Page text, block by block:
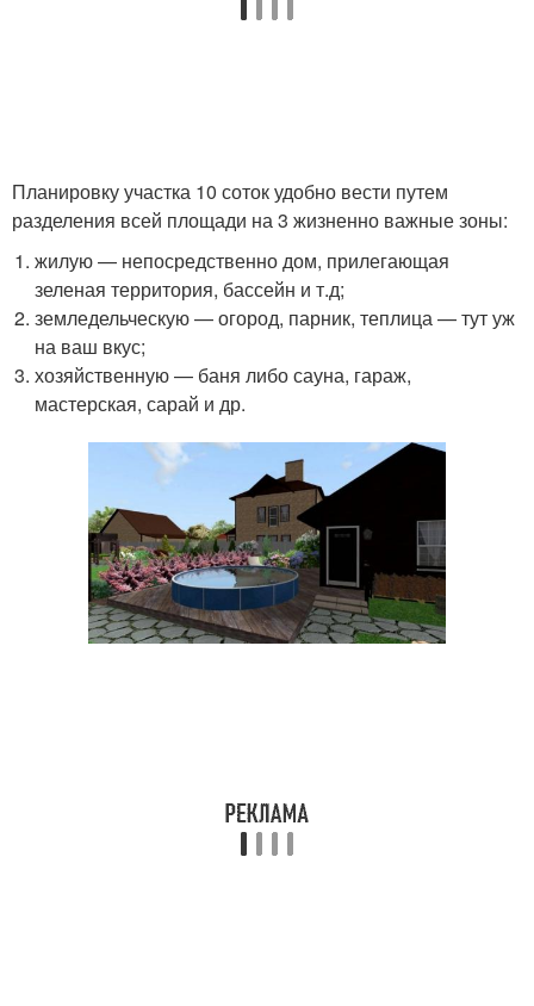
Планировку участка 10 соток удобно вести путем
разделения всей площади на 3 жизненно важные зоны:
жилую — непосредственно дом, прилегающая
зеленая территория, бассейн и т.д;
земледельческую — огород, парник, теплица — тут уж
на ваш вкус;
хозяйственную — баня либо сауна, гараж,
мастерская, сарай и др.